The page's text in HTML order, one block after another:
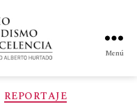
Menú
REPORTAJE